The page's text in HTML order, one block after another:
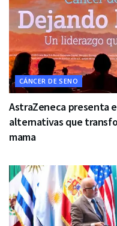
CÁNCER DE SENO
AstraZeneca presenta
alternativas que
mama